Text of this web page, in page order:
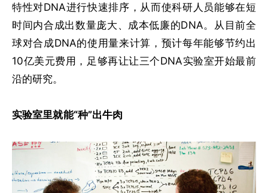
特性对DNA进行快速排序，从而使科研人员能够在短
时间内合成出数量庞大、成本低廉的DNA。从目前全
球对合成DNA的使用量来计算，预计每年能够节约出
10亿美元费用，足够再让让三个DNA实验室开始最前
沿的研究。
实验室里就能“种”出牛肉